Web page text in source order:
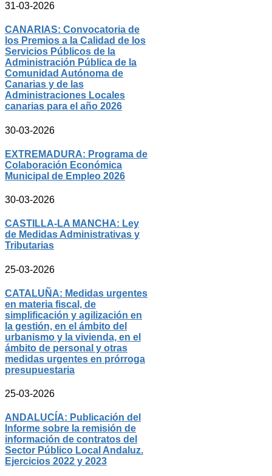
31-03-2026
CANARIAS: Convocatoria de
los Premios a la Calidad de los
Servicios Públicos de la
Administración Pública de la
Comunidad Autónoma de
Canarias y de las
Administraciones Locales
canarias para el año 2026
30-03-2026
EXTREMADURA: Programa de
Colaboración Económica
Municipal de Empleo 2026
30-03-2026
CASTILLA-LA MANCHA: Ley
de Medidas Administrativas y
Tributarias
25-03-2026
CATALUÑA: Medidas urgentes
en materia fiscal, de
simplificación y agilización en
la gestión, en el ámbito del
urbanismo y la vivienda, en el
ámbito de personal y otras
medidas urgentes en prórroga
presupuestaria
25-03-2026
ANDALUCÍA: Publicación del
Informe sobre la remisión de
información de contratos del
Sector Público Local Andaluz.
Ejercicios 2022 y 2023